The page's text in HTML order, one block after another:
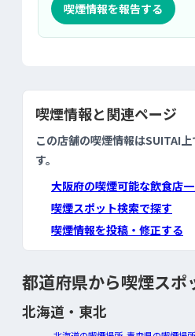
喫煙情報を報告する
喫煙情報と関連ページ
この店舗の喫煙情報はSUITAI
す。
大阪府の喫煙可能な飲食店
喫煙スポット検索で探す
喫煙情報を投稿・修正する
都道府県から喫煙スポ
北海道・東北